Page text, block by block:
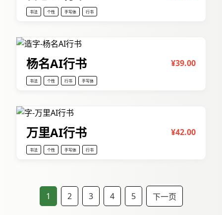
书法 个性 手写体 行书
杨名AI行书 ¥39.00
书法 个性 行书 手写体
万里AI行书 ¥42.00
书法 个性 手写体 行书
1 2 3 4 5 下一页